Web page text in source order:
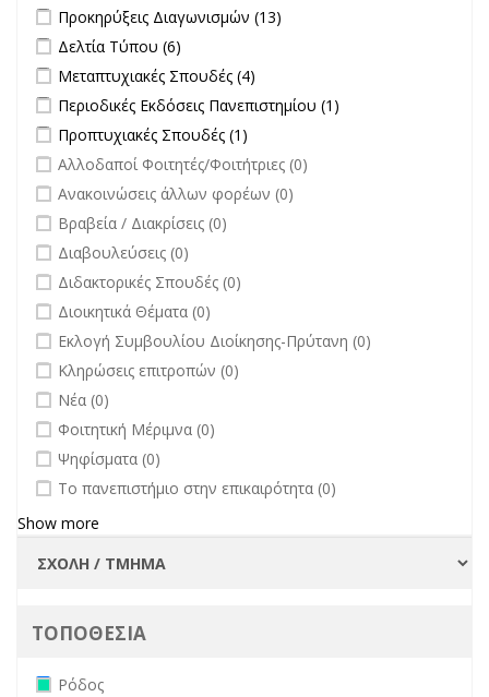
Apply Προκηρύξεις Διαγωνισμών filter
Προκηρύξεις Διαγωνισμών (13)
Apply Δελτία Τύπου filter
Δελτία Τύπου (6)
Apply Μεταπτυχιακές Σπουδές filter
Μεταπτυχιακές Σπουδές (4)
Apply Περιοδικές Εκδόσεις Πανεπιστημίου filter
Περιοδικές Εκδόσεις Πανεπιστημίου (1)
Apply Προπτυχιακές Σπουδές filter
Προπτυχιακές Σπουδές (1)
undefined
Αλλοδαποί Φοιτητές/Φοιτήτριες (0)
undefined
Ανακοινώσεις άλλων φορέων (0)
undefined
Βραβεία / Διακρίσεις (0)
undefined
Διαβουλεύσεις (0)
undefined
Διδακτορικές Σπουδές (0)
undefined
Διοικητικά Θέματα (0)
undefined
Εκλογή Συμβουλίου Διοίκησης-Πρύτανη (0)
undefined
Κληρώσεις επιτροπών (0)
undefined
Νέα (0)
undefined
Φοιτητική Μέριμνα (0)
undefined
Ψηφίσματα (0)
undefined
Το πανεπιστήμιο στην επικαιρότητα (0)
Show more
ΤΟΠΟΘΕΣΙΑ
Remove Ρόδος filter
Ρόδος